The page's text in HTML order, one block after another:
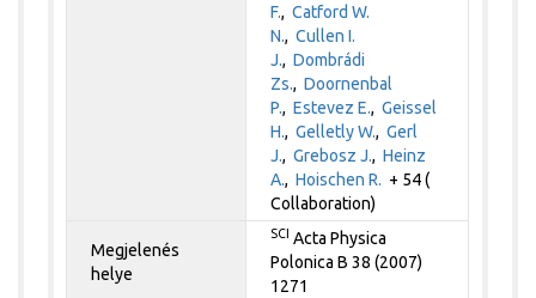
F.,Catford W.
N.,Cullen I.
J.,Dombrádi
Zs.,Doornenbal
P.,Estevez E.,Geissel
H.,Gelletly W.,Gerl
J.,Grebosz J.,Heinz
A.,Hoischen R. + 54 (
Collaboration)
Megjelenés
helye
SCI Acta Physica
Polonica B 38 (2007)
1271